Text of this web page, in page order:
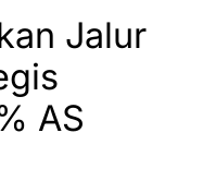
Jalur
AS